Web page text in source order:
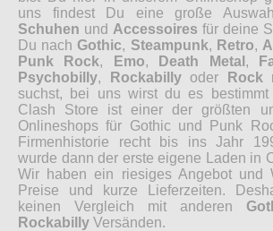
uns findest Du eine große
Schuhen und Accessoires für deine
Du nach Gothic, Steampunk, Retro,
Punk Rock, Emo, Death Metal ,
Psychobilly, Rockabillyoder Rock
suchst, bei uns wirst du es
Clash Store ist einer der größten
Onlineshops für Gothic und Punk
Firmenhistorie recht bis ins Jahr
wurde dann der erste eigene Laden in
Wir haben ein riesiges Angebot und
Preise und kurze Lieferzeiten.
keinen Vergleich mit anderen
Rockabilly Versänden.